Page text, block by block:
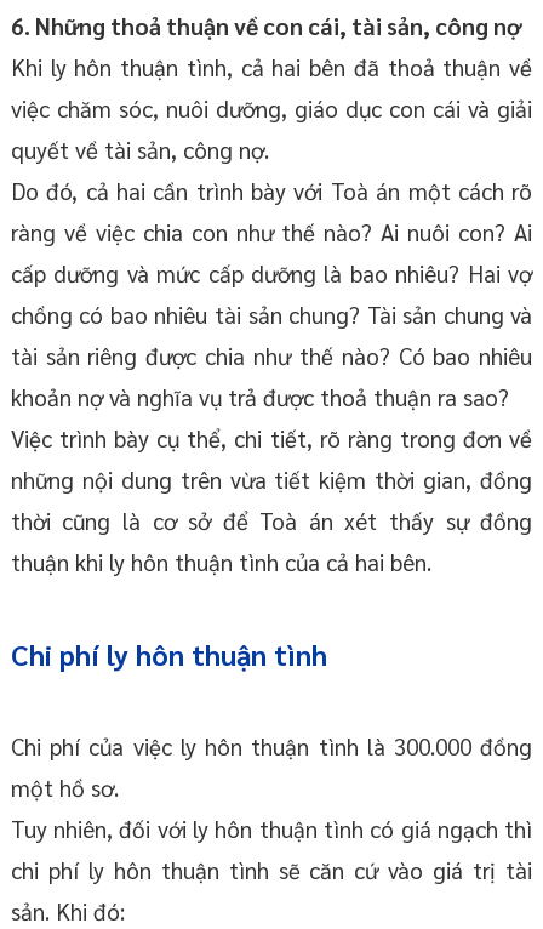
6. Những thoả thuận về con cái, tài sản, công nợ
Khi ly hôn thuận tình, cả hai bên đã thoả thuận về
việc chăm sóc, nuôi dưỡng, giáo dục con cái và giải
quyết về tài sản, công nợ.
Do đó, cả hai cần trình bày với Toà án một cách rõ
ràng về việc chia con như thế nào? Ai nuôi con? Ai
cấp dưỡng và mức cấp dưỡng là bao nhiêu? Hai vợ
chồng có bao nhiêu tài sản chung? Tài sản chung và
tài sản riêng được chia như thế nào? Có bao nhiêu
khoản nợ và nghĩa vụ trả được thoả thuận ra sao?
Việc trình bày cụ thể, chi tiết, rõ ràng trong đơn về
những nội dung trên vừa tiết kiệm thời gian, đồng
thời cũng là cơ sở để Toà án xét thấy sự đồng
thuận khi ly hôn thuận tình của cả hai bên.
Chi phí ly hôn thuận tình
Chi phí của việc ly hôn thuận tình là 300.000 đồng
một hồ sơ.
Tuy nhiên, đối với ly hôn thuận tình có giá ngạch thì
chi phí ly hôn thuận tình sẽ căn cứ vào giá trị tài
sản. Khi đó: